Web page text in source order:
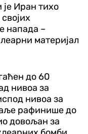
је Иран тихо
напада –
материјал
до 60
нивоа за
нивоа за
рафинише до
довољан за